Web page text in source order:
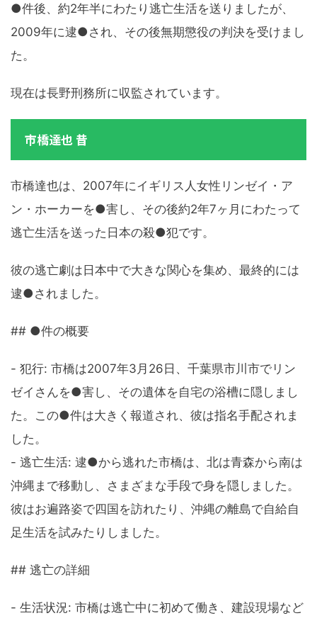
●件後、約2年半にわたり逃亡生活を送りましたが、
2009年に逮●され、その後無期懲役の判決を受けまし
た。
現在は長野刑務所に収監されています。
市橋達也 昔
市橋達也は、2007年にイギリス人女性リンゼイ・ア
ン・ホーカーを●害し、その後約2年7ヶ月にわたって
逃亡生活を送った日本の殺●犯です。
彼の逃亡劇は日本中で大きな関心を集め、最終的には
逮●されました。
## ●件の概要
- 犯行: 市橋は2007年3月26日、千葉県市川市でリン
ゼイさんを●害し、その遺体を自宅の浴槽に隠しまし
た。この●件は大きく報道され、彼は指名手配されま
した。
- 逃亡生活: 逮●から逃れた市橋は、北は青森から南は
沖縄まで移動し、さまざまな手段で身を隠しました。
彼はお遍路姿で四国を訪れたり、沖縄の離島で自給自
足生活を試みたりしました。
## 逃亡の詳細
- 生活状況: 市橋は逃亡中に初めて働き、建設現場など